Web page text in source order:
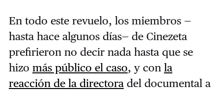
En todo este revuelo, los miembros —
hasta hace algunos días— de Cinezeta
prefirieron no decir nada hasta que se
hizo más público el caso, y con la
reacción de la directoradel documental a